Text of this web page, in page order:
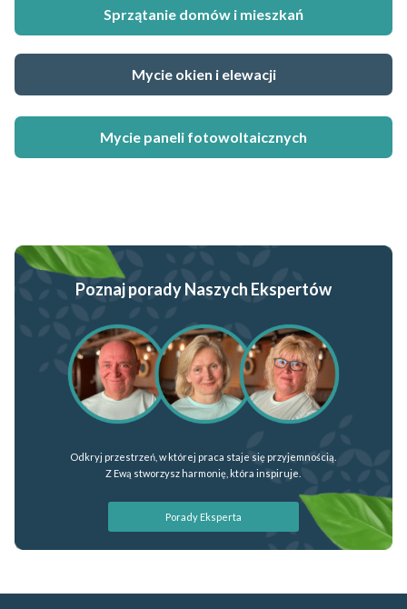
Sprzątanie domów i mieszkań
Mycie okien i elewacji
Mycie paneli fotowoltaicznych
Porady Eksperta
Odkryj przestrzeń, w której praca staje się przyjemnością.
Z Ewą stworzysz harmonię, która inspiruje.
Poznaj porady Naszych Ekspertów